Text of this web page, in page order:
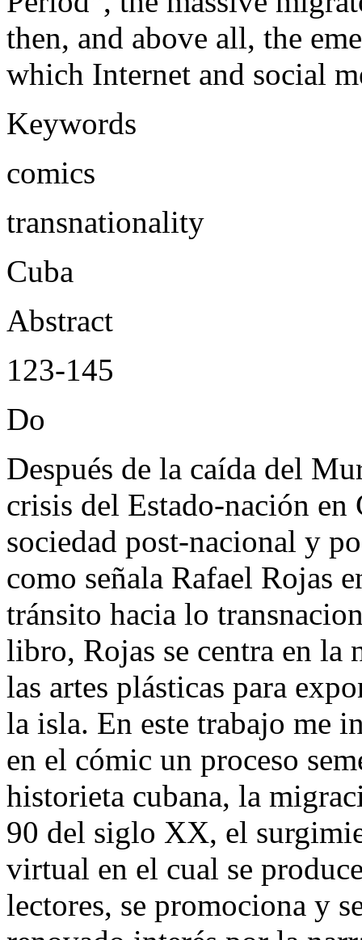
then, and above all, the
which Internet and social
Keywords
comics
transnationality
Cuba
Abstract
123-145
Do
Después de la caída del
crisis del Estado-nación
sociedad post-nacional y
como señala Rafael Rojas
tránsito hacia lo
libro, Rojas se centra en la
las artes plásticas para
la isla. En este trabajo me
en el cómic un proceso
historieta cubana, la
90 del siglo XX, el
virtual en el cual se
lectores, se promociona y